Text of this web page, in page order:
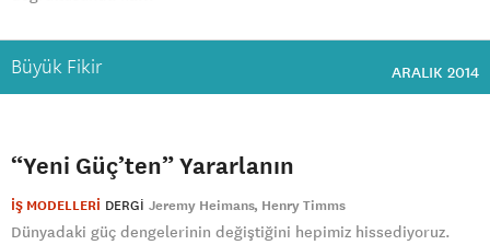
Büyük Fikir ARALIK 2014
“Yeni Güç’ten” Yararlanın
İŞ MODELLERİ DERGI Jeremy Heimans Henry Timms
Dünyadaki güç dengelerinin değiştiğini hepimiz hissediyoruz.